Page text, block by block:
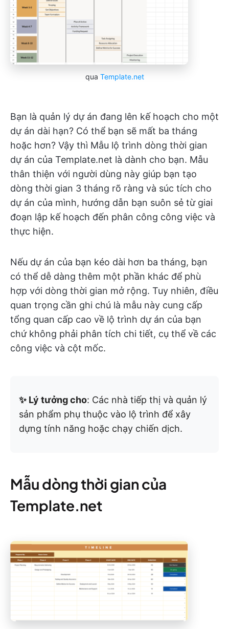
qua Template.net
Bạn là quản lý dự án đang lên kế hoạch cho một
dự án dài hạn? Có thể bạn sẽ mất ba tháng
hoặc hơn? Vậy thì Mẫu lộ trình dòng thời gian
dự án của Template.net là dành cho bạn. Mẫu
thân thiện với người dùng này giúp bạn tạo
dòng thời gian 3 tháng rõ ràng và súc tích cho
dự án của mình, hướng dẫn bạn suôn sẻ từ giai
đoạn lập kế hoạch đến phân công công việc và
thực hiện.
Nếu dự án của bạn kéo dài hơn ba tháng, bạn
có thể dễ dàng thêm một phần khác để phù
hợp với dòng thời gian mở rộng. Tuy nhiên, điều
quan trọng cần ghi chú là mẫu này cung cấp
tổng quan cấp cao về lộ trình dự án của bạn
chứ không phải phân tích chi tiết, cụ thể về các
công việc và cột mốc.
✨ Lý tưởng cho: Các nhà tiếp thị và quản lý
sản phẩm phụ thuộc vào lộ trình để xây
dựng tính năng hoặc chạy chiến dịch.
Mẫu dòng thời gian của
Template.net